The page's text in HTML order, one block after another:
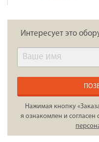
Интересует это
Нажимая кнопку
я ознакомлен и согласен